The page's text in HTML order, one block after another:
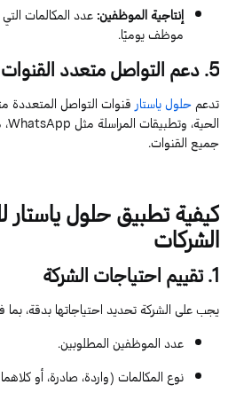
إنتاجية الموظفين:عدد المكالمات
موظفيوميًا.
5. دعم التواصل متعدد القنوات
تدعمحلولياستارقنوات التواصل المتعددة
الحية، وتطبيقات المراسلة مثلWhatsApp
جميع القنوات.
كيفية تطبيق حلولياستار
الشركات
1. تقييم احتياجات الشركة
يجب على الشركة تحديد احتياجاتها بدقة،
عدد الموظفينالمطلوبين.
نوع المكالمات (واردة، صادرة، أو